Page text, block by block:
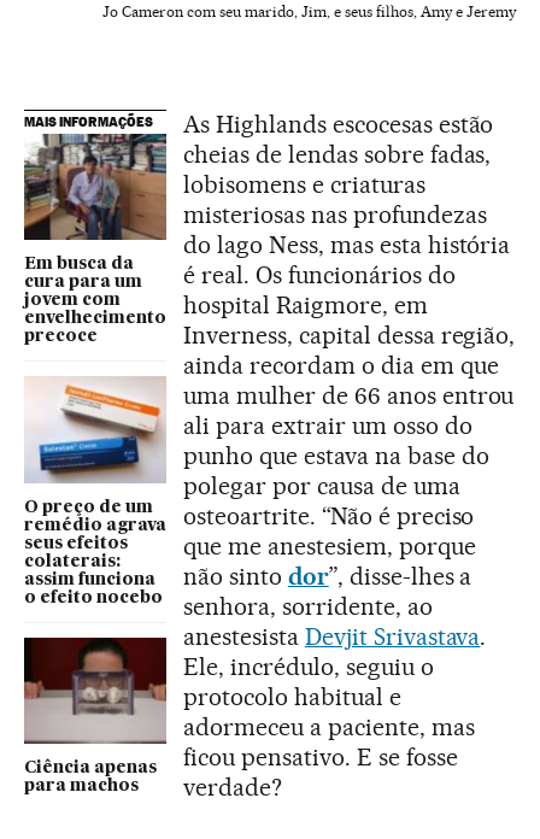
Jo Cameron com seu marido, Jim, e seus filhos, Amy e Jeremy
MAIS INFORMAÇÕES
Em busca da
cura para um
jovem com
envelhecimento
precoce
O preço de um
remédio agrava
seus efeitos
colaterais:
assim funciona
o efeito nocebo
Ciência apenas
para machos
As Highlands escocesas estão
cheias de lendas sobre fadas,
lobisomens e criaturas
misteriosas nas profundezas
do lago Ness, mas esta história
é real. Os funcionários do
hospital Raigmore, em
Inverness, capital dessa região,
ainda recordam o dia em que
uma mulher de 66 anos entrou
ali para extrair um osso do
punho que estava na base do
polegar por causa de uma
osteoartrite. “Não é preciso
que me anestesiem, porque
não sinto dor”, disse-lhes a
senhora, sorridente, ao
anestesista Devjit Srivastava.
Ele, incrédulo, seguiu o
protocolo habitual e
adormeceu a paciente, mas
ficou pensativo. E se fosse
verdade?